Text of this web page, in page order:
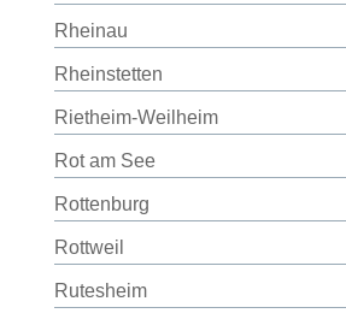
Rheinau
Rheinstetten
Rietheim-Weilheim
Rot am See
Rottenburg
Rottweil
Rutesheim